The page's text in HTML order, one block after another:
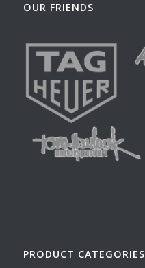
OUR FRIENDS
PRODUCT CATEGORIES